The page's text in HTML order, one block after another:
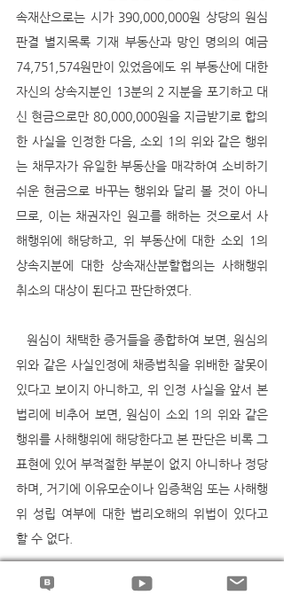
속재산으로는 시가 390,000,000원 상당의 원심
판결 별지목록 기재 부동산과 망인 명의의 예금
74,751,574원만이 있었음에도 위 부동산에 대한
자신의 상속지분인 13분의 2 지분을 포기하고 대
신 현금으로만 80,000,000원을 지급받기로 합의
한 사실을 인정한 다음, 소외 1의 위와 같은 행위
는 채무자가 유일한 부동산을 매각하여 소비하기
쉬운 현금으로 바꾸는 행위와 달리 볼 것이 아니
므로, 이는 채권자인 원고를 해하는 것으로서 사
해행위에 해당하고, 위 부동산에 대한 소외 1의
상속지분에 대한 상속재산분할협의는 사해행위
취소의 대상이 된다고 판단하였다.
   원심이 채택한 증거들을 종합하여 보면, 원심의
위와 같은 사실인정에 채증법칙을 위배한 잘못이
있다고 보이지 아니하고, 위 인정 사실을 앞서 본
법리에 비추어 보면, 원심이 소외 1의 위와 같은
행위를 사해행위에 해당한다고 본 판단은 비록 그
표현에 있어 부적절한 부분이 없지 아니하나 정당
하며, 거기에 이유모순이나 입증책임 또는 사해행
위 성립 여부에 대한 법리오해의 위법이 있다고
할 수 없다.